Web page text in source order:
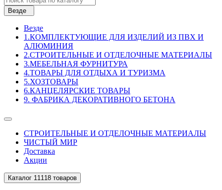
Везде
Везде
1.КОМПЛЕКТУЮЩИЕ ДЛЯ ИЗДЕЛИЙ ИЗ ПВХ И
АЛЮМИНИЯ
2.СТРОИТЕЛЬНЫЕ И ОТДЕЛОЧНЫЕ МАТЕРИАЛЫ
3.МЕБЕЛЬНАЯ ФУРНИТУРА
4.ТОВАРЫ ДЛЯ ОТДЫХА И ТУРИЗМА
5.ХОЗТОВАРЫ
6.КАНЦЕЛЯРСКИЕ ТОВАРЫ
9. ФАБРИКА ДЕКОРАТИВНОГО БЕТОНА
СТРОИТЕЛЬНЫЕ И ОТДЕЛОЧНЫЕ МАТЕРИАЛЫ
ЧИСТЫЙ МИР
Доставка
Акции
Каталог 11118 товаров